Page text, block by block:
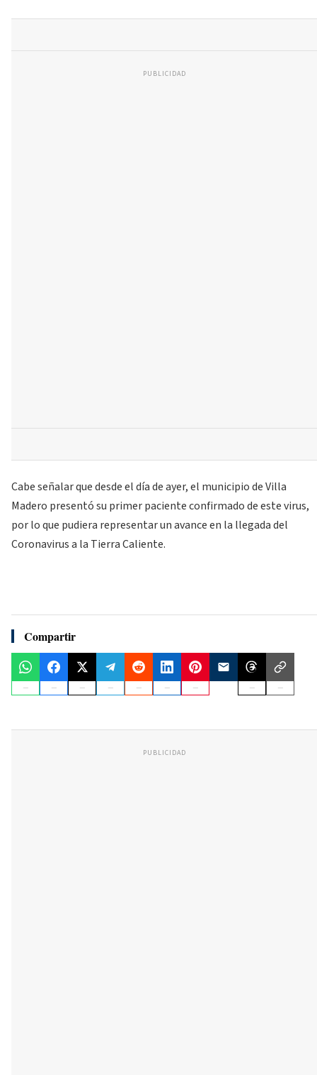
PUBLICIDAD
Cabe señalar que desde el día de ayer, el municipio de Villa
Madero presentó su primer paciente confirmado de este virus,
por lo que pudiera representar un avance en la llegada del
Coronavirus a la Tierra Caliente.
Compartir
PUBLICIDAD